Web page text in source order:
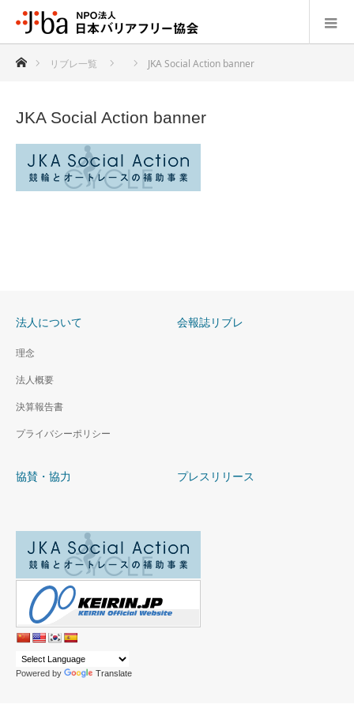
ホームリブレ一覧 JKA Social Action banner
JKA Social Action banner
法人について
理念
法人概要
決算報告書
プライバシーポリシー
会報誌リブレ
協賛・協力 プレスリリース
Powered by Translate